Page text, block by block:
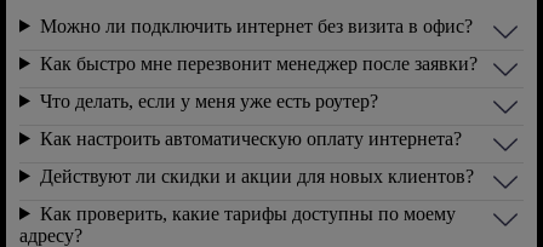
Можно ли подключить интернет без визита в офис?
Как быстро мне перезвонит менеджер после заявки?
Что делать, если у меня уже есть роутер?
Как настроить автоматическую оплату интернета?
Действуют ли скидки и акции для новых клиентов?
Как проверить, какие тарифы доступны по моему
адресу?